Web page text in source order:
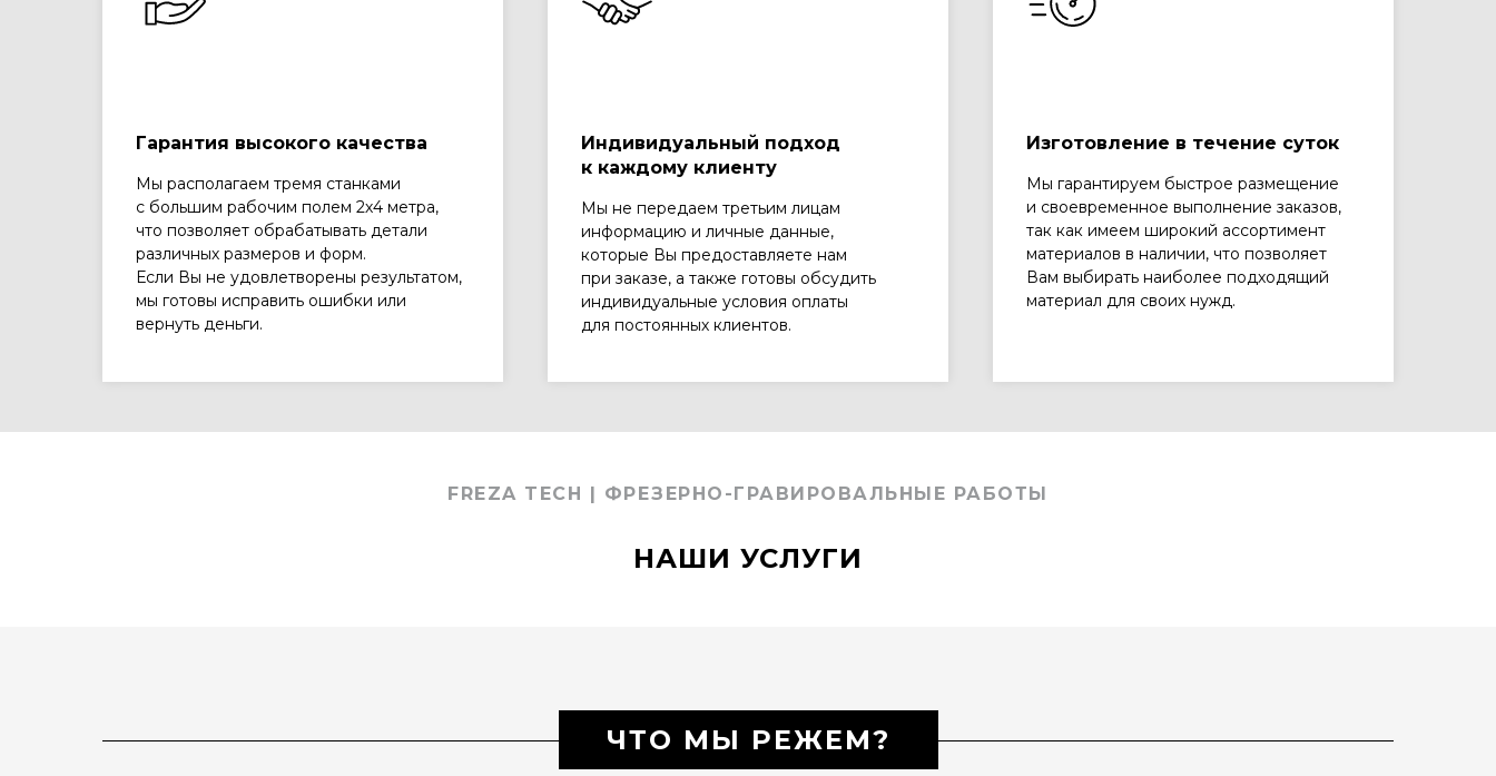
Гарантия высокого качества
Мы располагаем тремя станками
с большим рабочим полем 2х4 метра,
что позволяет обрабатывать детали
различных размеров и форм.
Если Вы не удовлетворены результатом,
мы готовы исправить ошибки или
вернуть деньги.
Индивидуальный подход
к каждому клиенту
Мы не передаем третьим лицам
информацию и личные данные,
которые Вы предоставляете нам
при заказе, а также готовы обсудить
индивидуальные условия оплаты
для постоянных клиентов.
Изготовление в течение суток
Мы гарантируем быстрое размещение
и своевременное выполнение заказов,
так как имеем широкий ассортимент
материалов в наличии, что позволяет
Вам выбирать наиболее подходящий
материал для своих нужд.
FREZA TECH | ФРЕЗЕРНО-ГРАВИРОВАЛЬНЫЕ РАБОТЫ
НАШИ УСЛУГИ
ЧТО МЫ РЕЖЕМ?